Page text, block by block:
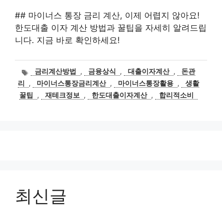
## 마이너스 통장 금리 계산, 이제 어렵지 않아요!
한도대출 이자 계산 방법과 꿀팁을 자세히 알려드립
니다. 지금 바로 확인하세요!
태
그
금리계산방법 , 금융상식 , 대출이자계산 ,
돈관
리
, 마이너스통장금리계산 , 마이너스통장활용 ,
생활
꿀팁
, 재테크정보 , 한도대출이자계산 , 합리적소비
최신글